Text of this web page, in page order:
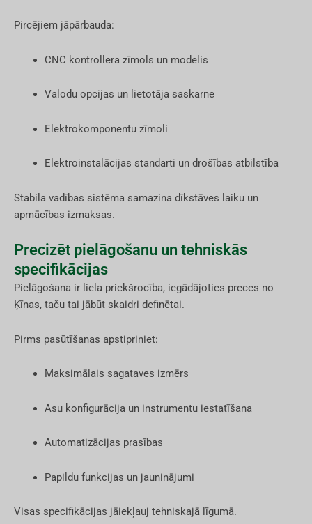
Pircējiem jāpārbauda:
CNC kontrollera zīmols un modelis
Valodu opcijas un lietotāja saskarne
Elektrokomponentu zīmoli
Elektroinstalācijas standarti un drošības atbilstība
Stabila vadības sistēma samazina dīkstāves laiku un
apmācības izmaksas.
Precizēt pielāgošanu un tehniskās
specifikācijas
Pielāgošana ir liela priekšrocība, iegādājoties preces no
Ķīnas, taču tai jābūt skaidri definētai.
Pirms pasūtīšanas apstipriniet:
Maksimālais sagataves izmērs
Asu konfigurācija un instrumentu iestatīšana
Automatizācijas prasības
Papildu funkcijas un jauninājumi
Visas specifikācijas jāiekļauj tehniskajā līgumā.